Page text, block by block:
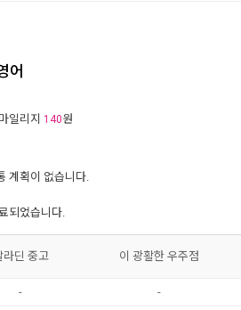
어
일리지 140원
계획이 없습니다.
되었습니다.
라딘 중고 이 광활한 우주점
- -